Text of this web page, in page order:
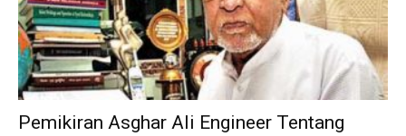
Pemikiran Asghar Ali Engineer Tentang